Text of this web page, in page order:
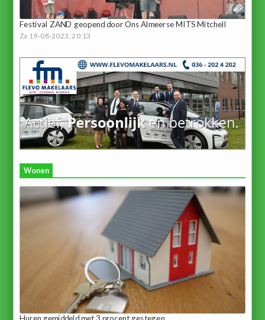
Festival ZAND geopend door Ons Almeerse MITS Mitchell
Za 19-08-2023, 20:13
Wonen